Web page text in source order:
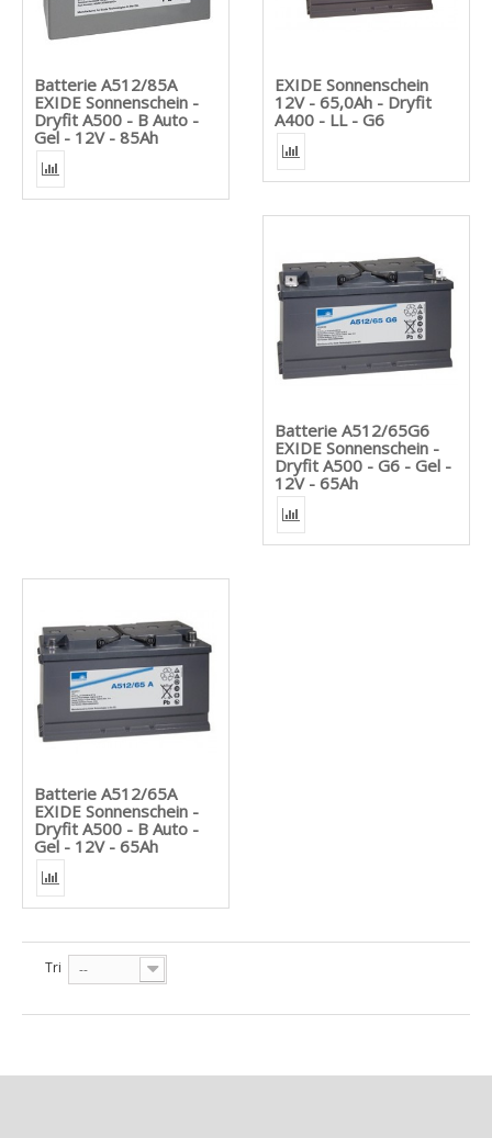
Batterie A512/85A
EXIDE Sonnenschein -
Dryfit A500 - B Auto -
Gel - 12V - 85Ah
EXIDE Sonnenschein
12V - 65,0Ah - Dryfit
A400 - LL - G6
Batterie A512/65G6
EXIDE Sonnenschein -
Dryfit A500 - G6 - Gel -
12V - 65Ah
Batterie A512/65A
EXIDE Sonnenschein -
Dryfit A500 - B Auto -
Gel - 12V - 65Ah
Tri --